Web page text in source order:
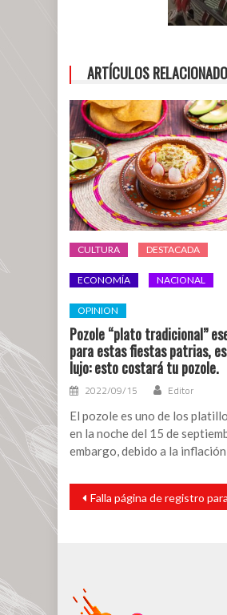
ARTÍCULOS
CULTURA DESTACADA
ECONOMÍA NACIONAL
OPINION
Pozole “plato tradicional”
para estas fiestas patrias,
lujo: esto costará tu pozole.
2022/09/15 Editor
El pozole es uno de los
en la noche del 15 de
embargo, debido a la
Navegación
entradas
Falla página de registro para